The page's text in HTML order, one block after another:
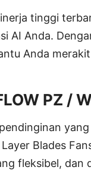
tinggi
AI Anda.
Anda
PZ /
yang
Blades
fleksibel, dan